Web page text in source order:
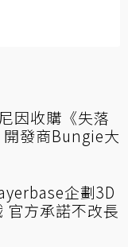
因收購《失落
發商Bungie大
企劃3D
官方承諾不改長